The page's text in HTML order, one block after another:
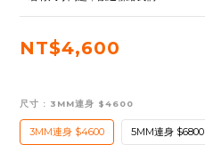
NT$4,600
尺寸 : 3MM連身 $4600
3MM連身 $4600 5MM連身 $6800